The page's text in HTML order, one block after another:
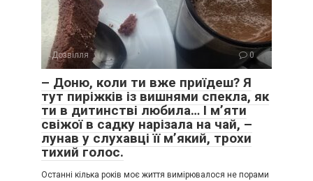
Дозвілля 0
– Доню, коли ти вже приїдеш? Я
тут пиріжків із вишнями спекла, як
ти в дитинстві любила… І м’яти
свіжої в садку нарізала на чай, –
лунав у слухавці її м’який, трохи
тихий голос.
Останні кілька років моє життя вимірювалося не порами